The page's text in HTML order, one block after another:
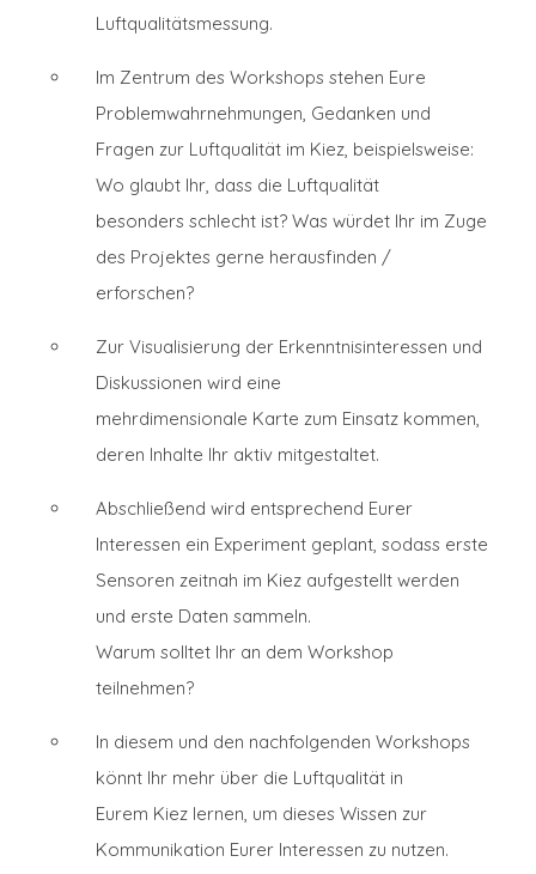
Luftqualitätsmessung.
Im Zentrum des Workshops stehen Eure
Problemwahrnehmungen, Gedanken und
Fragen zur Luftqualität im Kiez, beispielsweise:
Wo glaubt Ihr, dass die Luftqualität
besonders schlecht ist? Was würdet Ihr im Zuge
des Projektes gerne herausfinden /
erforschen?
Zur Visualisierung der Erkenntnisinteressen und
Diskussionen wird eine
mehrdimensionale Karte zum Einsatz kommen,
deren Inhalte Ihr aktiv mitgestaltet.
Abschließend wird entsprechend Eurer
Interessen ein Experiment geplant, sodass erste
Sensoren zeitnah im Kiez aufgestellt werden
und erste Daten sammeln.
Warum solltet Ihr an dem Workshop
teilnehmen?
In diesem und den nachfolgenden Workshops
könnt Ihr mehr über die Luftqualität in
Eurem Kiez lernen, um dieses Wissen zur
Kommunikation Eurer Interessen zu nutzen.